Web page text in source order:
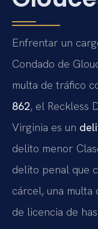
Enfrentar un
Condado de
multa de tráfico
862, el Reckless
Virginia es un
delito menor
delito penal que
cárcel, una multa
de licencia de